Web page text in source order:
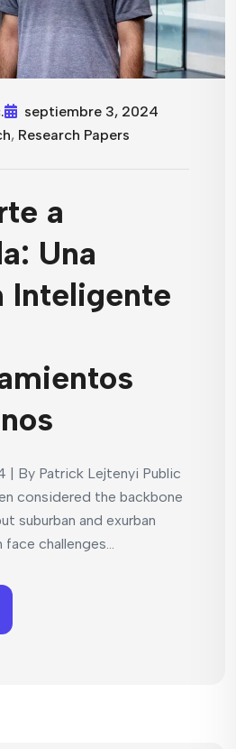
septiembre 3, 2024
, Research Papers
a
Una
Inteligente
| By Patrick Lejtenyi Public
considered the backbone
suburban and exurban
challenges...